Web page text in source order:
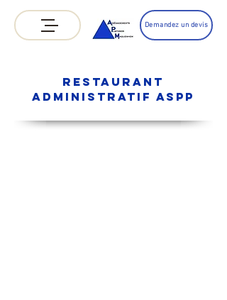
Demandez un devis
Restaurant
administratif aspp